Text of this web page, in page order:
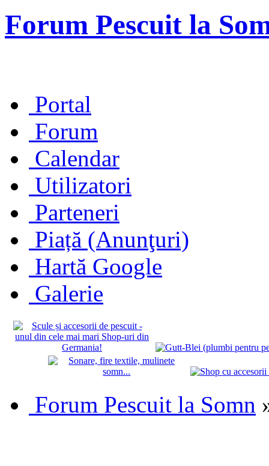
Forum Pescuit la
Portal
Forum
Calendar
Utilizatori
Parteneri
Piață (Anunţuri)
Hartă Google
Galerie
Forum Pescuit la Somn